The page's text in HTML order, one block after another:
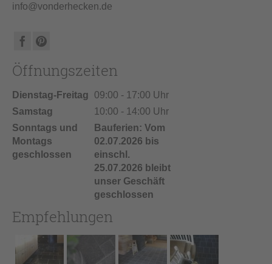
info@vonderhecken.de
Öffnungszeiten
Dienstag-Freitag
09:00 - 17:00 Uhr
Samstag
10:00 - 14:00 Uhr
Sonntags und
Montags
geschlossen
Bauferien: Vom
02.07.2026 bis
einschl.
25.07.2026 bleibt
unser Geschäft
geschlossen
Empfehlungen